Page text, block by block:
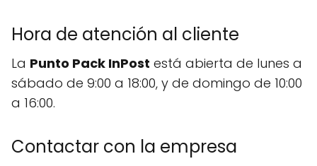
Hora de atención al cliente
La Punto Pack InPost está abierta de lunes a
sábado de 9:00 a 18:00, y de domingo de 10:00
a 16:00.
Contactar con la empresa